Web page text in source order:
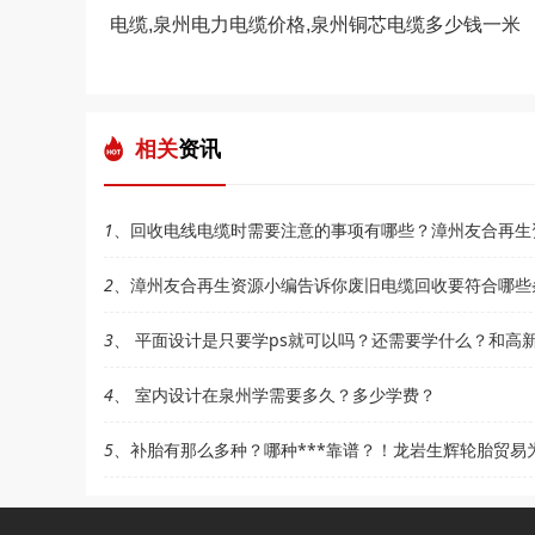
电缆,泉州电力电缆价格,泉州铜芯电缆多少钱一米
相关资讯
1、回收电线电缆时需要注意的事项有哪些？漳州友合再
2、漳州友合再生资源小编告诉你废旧电缆回收要符合哪
3、 平面设计是只要学ps就可以吗？还需要学什么？和高
4、 室内设计在泉州学需要多久？多少学费？
5、补胎有那么多种？哪种***靠谱？！龙岩生辉轮胎贸易